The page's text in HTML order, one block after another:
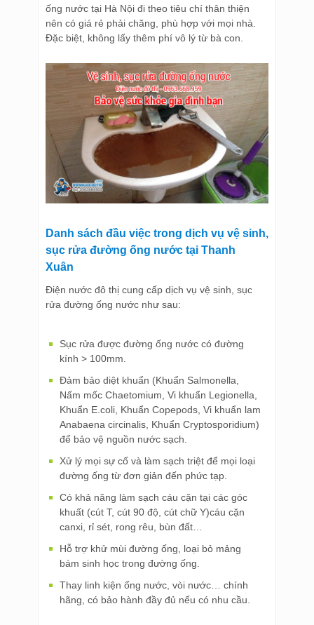
ống nước tại Hà Nội đi theo tiêu chí thân thiện
nên có giá rẻ phải chăng, phù hợp với mọi nhà.
Đặc biệt, không lấy thêm phí vô lý từ bà con.
Danh sách đầu việc trong dịch vụ vệ sinh,
sục rửa đường ống nước tại Thanh
Xuân
Điện nước đô thị cung cấp dịch vụ vệ sinh, sục
rửa đường ống nước như sau:
Sục rửa được đường ống nước có đường
kính > 100mm.
Đảm bảo diệt khuẩn (Khuẩn Salmonella,
Nấm mốc Chaetomium, Vi khuẩn Legionella,
Khuẩn E.coli, Khuẩn Copepods, Vi khuẩn lam
Anabaena circinalis, Khuẩn Cryptosporidium)
để bảo vệ nguồn nước sạch.
Xử lý mọi sự cố và làm sạch triệt để mọi loại
đường ống từ đơn giản đến phức tạp.
Có khả năng làm sạch cáu cặn tại các góc
khuất (cút T, cút 90 độ, cút chữ Y)cáu cặn
canxi, rỉ sét, rong rêu, bùn đất…
Hỗ trợ khử mùi đường ống, loại bỏ mảng
bám sinh học trong đường ống.
Thay linh kiện ống nước, vòi nước… chính
hãng, có bảo hành đầy đủ nếu có nhu cầu.